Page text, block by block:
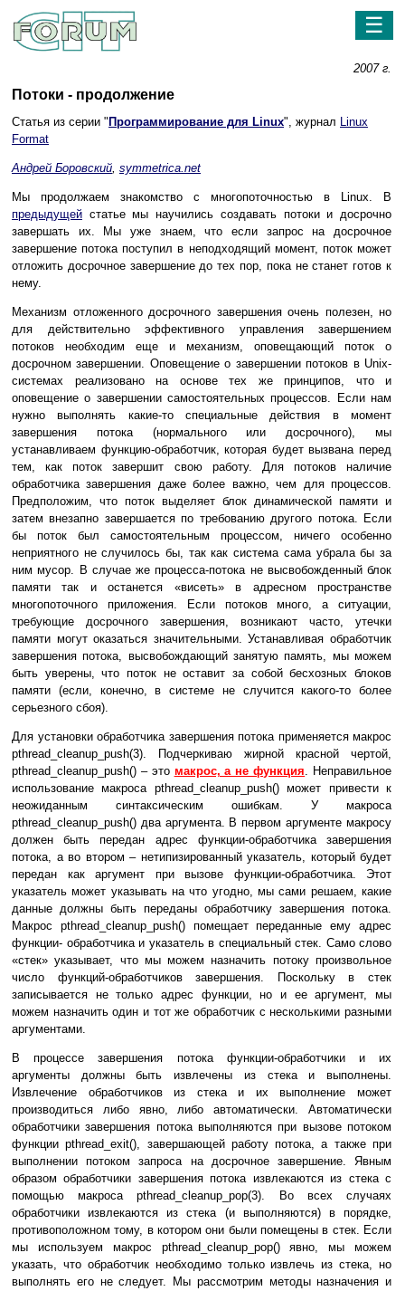
☰
2007 г.
Потоки - продолжение
Статья из серии " Программирование для Linux", журнал Linux
Format
Андрей Боровский, symmetrica.net
Мы продолжаем знакомство с многопоточностью в Linux. В
предыдущей статье мы научились создавать потоки и досрочно
завершать их. Мы уже знаем, что если запрос на досрочное
завершение потока поступил в неподходящий момент, поток может
отложить досрочное завершение до тех пор, пока не станет готов к
нему.
Механизм отложенного досрочного завершения очень полезен, но
для действительно эффективного управления завершением
потоков необходим еще и механизм, оповещающий поток о
досрочном завершении. Оповещение о завершении потоков в Unix-
системах реализовано на основе тех же принципов, что и
оповещение о завершении самостоятельных процессов. Если нам
нужно выполнять какие-то специальные действия в момент
завершения потока (нормального или досрочного), мы
устанавливаем функцию-обработчик, которая будет вызвана перед
тем, как поток завершит свою работу. Для потоков наличие
обработчика завершения даже более важно, чем для процессов.
Предположим, что поток выделяет блок динамической памяти и
затем внезапно завершается по требованию другого потока. Если
бы поток был самостоятельным процессом, ничего особенно
неприятного не случилось бы, так как система сама убрала бы за
ним мусор. В случае же процесса-потока не высвобожденный блок
памяти так и останется «висеть» в адресном пространстве
многопоточного приложения. Если потоков много, а ситуации,
требующие досрочного завершения, возникают часто, утечки
памяти могут оказаться значительными. Устанавливая обработчик
завершения потока, высвобождающий занятую память, мы можем
быть уверены, что поток не оставит за собой бесхозных блоков
памяти (если, конечно, в системе не случится какого-то более
серьезного сбоя).
Для установки обработчика завершения потока применяется макрос
pthread_cleanup_push(3). Подчеркиваю жирной красной чертой,
pthread_cleanup_push() – это макрос, а не функция. Неправильное
использование макроса pthread_cleanup_push() может привести к
неожиданным синтаксическим ошибкам. У макроса
pthread_cleanup_push() два аргумента. В первом аргументе макросу
должен быть передан адрес функции-обработчика завершения
потока, а во втором – нетипизированный указатель, который будет
передан как аргумент при вызове функции-обработчика. Этот
указатель может указывать на что угодно, мы сами решаем, какие
данные должны быть переданы обработчику завершения потока.
Макрос pthread_cleanup_push() помещает переданные ему адрес
функции- обработчика и указатель в специальный стек. Само слово
«стек» указывает, что мы можем назначить потоку произвольное
число функций-обработчиков завершения. Поскольку в стек
записывается не только адрес функции, но и ее аргумент, мы
можем назначить один и тот же обработчик с несколькими разными
аргументами.
В процессе завершения потока функции-обработчики и их
аргументы должны быть извлечены из стека и выполнены.
Извлечение обработчиков из стека и их выполнение может
производиться либо явно, либо автоматически. Автоматически
обработчики завершения потока выполняются при вызове потоком
функции pthread_exit(), завершающей работу потока, а также при
выполнении потоком запроса на досрочное завершение. Явным
образом обработчики завершения потока извлекаются из стека с
помощью макроса pthread_cleanup_pop(3). Во всех случаях
обработчики извлекаются из стека (и выполняются) в порядке,
противоположном тому, в котором они были помещены в стек. Если
мы используем макрос pthread_cleanup_pop() явно, мы можем
указать, что обработчик необходимо только извлечь из стека, но
выполнять его не следует. Мы рассмотрим методы назначения и